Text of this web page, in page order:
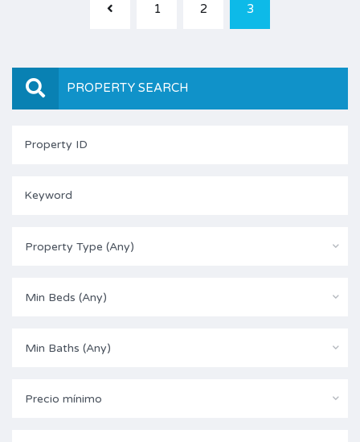
1 2 3
PROPERTY SEARCH
Property Type (Any)
Min Beds (Any)
Min Baths (Any)
Precio mínimo